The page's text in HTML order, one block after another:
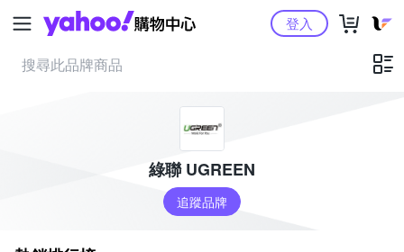
Yahoo購物中心登入
綠聯 UGREEN
追蹤品牌